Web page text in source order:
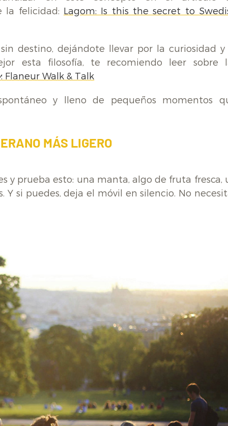
la felicidad: Lagom: Is this the secret to
destino, dejándote llevar por la curiosidad y
esta filosofía, te recomiendo leer sobre
: Flaneur Walk & Talk
y lleno de pequeños momentos
MÁS LIGERO
y prueba esto: una manta, algo de fruta fresca,
si puedes, deja el móvil en silencio. No